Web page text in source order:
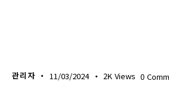
관리자 11/03/2024 2K Views 0